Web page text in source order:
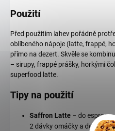
Použití
Před použitím lahev pořádně
oblíbeného nápoje (latte, frappé,
přímo na dezert. Skvěle se
– sirupy, frappé prášky, horkými
superfood latte.
Tipy na použití
Saffron Latte – do
2 dávky omáčky a dolijte